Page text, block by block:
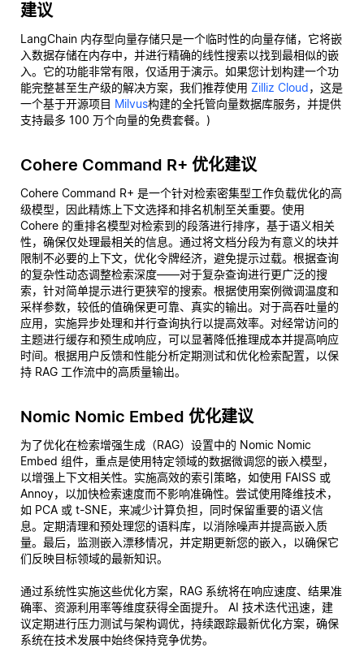
建议
LangChain 内存型向量存储只是一个临时性的向量存储，它将嵌
入数据存储在内存中，并进行精确的线性搜索以找到最相似的嵌
入。它的功能非常有限，仅适用于演示。如果您计划构建一个功
能完整甚至生产级的解决方案，我们推荐使用 Zilliz Cloud，这是
一个基于开源项目 Milvus构建的全托管向量数据库服务，并提供
支持最多 100 万个向量的免费套餐。)
Cohere Command R+ 优化建议
Cohere Command R+ 是一个针对检索密集型工作负载优化的高
级模型，因此精炼上下文选择和排名机制至关重要。使用
Cohere 的重排名模型对检索到的段落进行排序，基于语义相关
性，确保仅处理最相关的信息。通过将文档分段为有意义的块并
限制不必要的上下文，优化令牌经济，避免提示过载。根据查询
的复杂性动态调整检索深度——对于复杂查询进行更广泛的搜
索，针对简单提示进行更狭窄的搜索。根据使用案例微调温度和
采样参数，较低的值确保更可靠、真实的输出。对于高吞吐量的
应用，实施异步处理和并行查询执行以提高效率。对经常访问的
主题进行缓存和预生成响应，可以显著降低推理成本并提高响应
时间。根据用户反馈和性能分析定期测试和优化检索配置，以保
持 RAG 工作流中的高质量输出。
Nomic Nomic Embed 优化建议
为了优化在检索增强生成（RAG）设置中的 Nomic Nomic
Embed 组件，重点是使用特定领域的数据微调您的嵌入模型，
以增强上下文相关性。实施高效的索引策略，如使用 FAISS 或
Annoy，以加快检索速度而不影响准确性。尝试使用降维技术，
如 PCA 或 t-SNE，来减少计算负担，同时保留重要的语义信
息。定期清理和预处理您的语料库，以消除噪声并提高嵌入质
量。最后，监测嵌入漂移情况，并定期更新您的嵌入，以确保它
们反映目标领域的最新知识。
通过系统性实施这些优化方案，RAG 系统将在响应速度、结果准
确率、资源利用率等维度获得全面提升。 AI 技术迭代迅速，建
议定期进行压力测试与架构调优，持续跟踪最新优化方案，确保
系统在技术发展中始终保持竞争优势。